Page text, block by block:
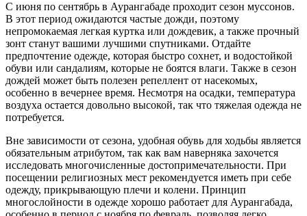
С июня по сентябрь в Аурангабаде проходит сезон муссонов.
В этот период ожидаются частые дожди, поэтому
непромокаемая легкая куртка или дождевик, а также прочный
зонт станут вашими лучшими спутниками. Отдайте
предпочтение одежде, которая быстро сохнет, и водостойкой
обуви или сандалиям, которые не боятся влаги. Также в сезон
дождей может быть полезен репеллент от насекомых,
особенно в вечернее время. Несмотря на осадки, температура
воздуха остается довольно высокой, так что тяжелая одежда не
потребуется.
Вне зависимости от сезона, удобная обувь для ходьбы является
обязательным атрибутом, так как вам наверняка захочется
исследовать многочисленные достопримечательности. При
посещении религиозных мест рекомендуется иметь при себе
одежду, прикрывающую плечи и колени. Принцип
многослойности в одежде хорошо работает для Аурангабада,